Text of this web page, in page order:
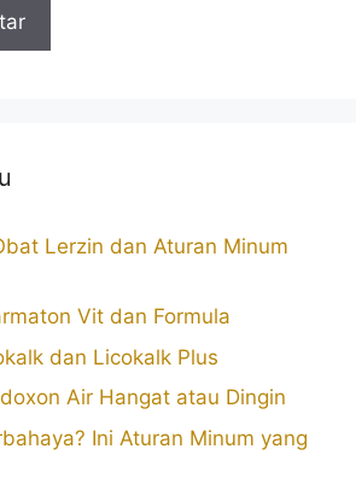
Lerzin dan Aturan Minum
Vit dan Formula
dan Licokalk Plus
Air Hangat atau Dingin
Ini Aturan Minum yang